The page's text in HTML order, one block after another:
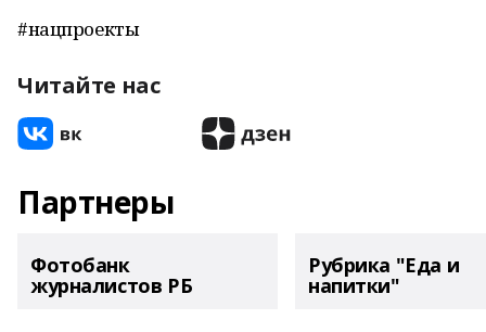
#нацпроекты
Читайте нас
Партнеры
Фотобанк
журналистов РБ
Рубрика "Еда и
напитки"